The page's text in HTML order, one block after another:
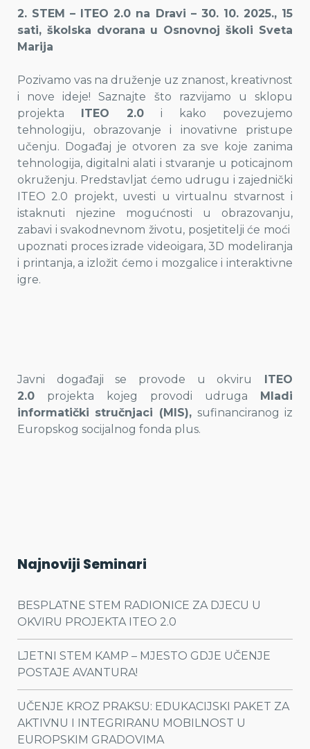
2. STEM – ITEO 2.0 na Dravi – 30. 10. 2025., 15
sati, školska dvorana u Osnovnoj školi Sveta
Marija
Pozivamo vas na druženje uz znanost, kreativnost
i nove ideje! Saznajte što razvijamo u sklopu
projekta ITEO 2.0 i kako povezujemo
tehnologiju, obrazovanje i inovativne pristupe
učenju. Događaj je otvoren za sve koje zanima
tehnologija, digitalni alati i stvaranje u poticajnom
okruženju. Predstavljat ćemo udrugu i zajednički
ITEO 2.0 projekt, uvesti u virtualnu stvarnost i
istaknuti njezine mogućnosti u obrazovanju,
zabavi i svakodnevnom životu, posjetitelji će moći
upoznati proces izrade videoigara, 3D modeliranja
i printanja, a izložit ćemo i mozgalice i interaktivne
igre.
Javni događaji se provode u okviru
ITEO
2.0 projekta kojeg provodi udruga Mladi
informatički stručnjaci (MIS), sufinanciranog iz
Europskog socijalnog fonda plus.
Najnoviji Seminari
BESPLATNE STEM RADIONICE ZA DJECU U
OKVIRU PROJEKTA ITEO 2.0
LJETNI STEM KAMP – MJESTO GDJE UČENJE
POSTAJE AVANTURA!
UČENJE KROZ PRAKSU: EDUKACIJSKI PAKET ZA
AKTIVNU I INTEGRIRANU MOBILNOST U
EUROPSKIM GRADOVIMA